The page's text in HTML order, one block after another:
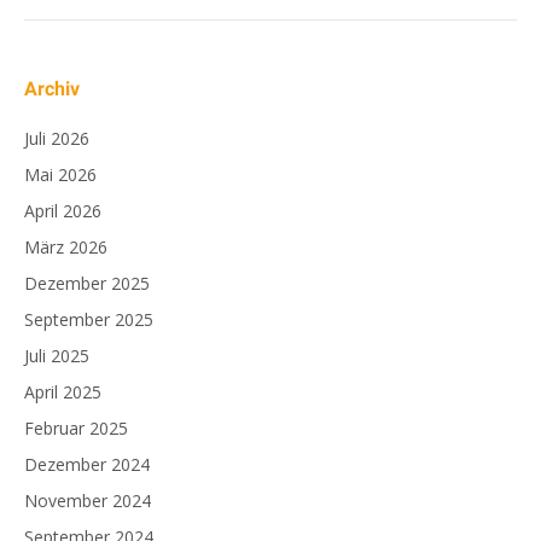
Archiv
Juli 2026
Mai 2026
April 2026
März 2026
Dezember 2025
September 2025
Juli 2025
April 2025
Februar 2025
Dezember 2024
November 2024